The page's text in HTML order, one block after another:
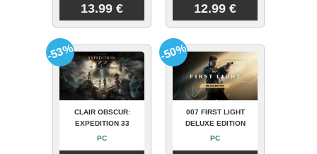
13.99 € 12.99 €
CLAIR OBSCUR:
EXPEDITION 33
PC
-53%
007 FIRST LIGHT
DELUXE EDITION
PC
-50%